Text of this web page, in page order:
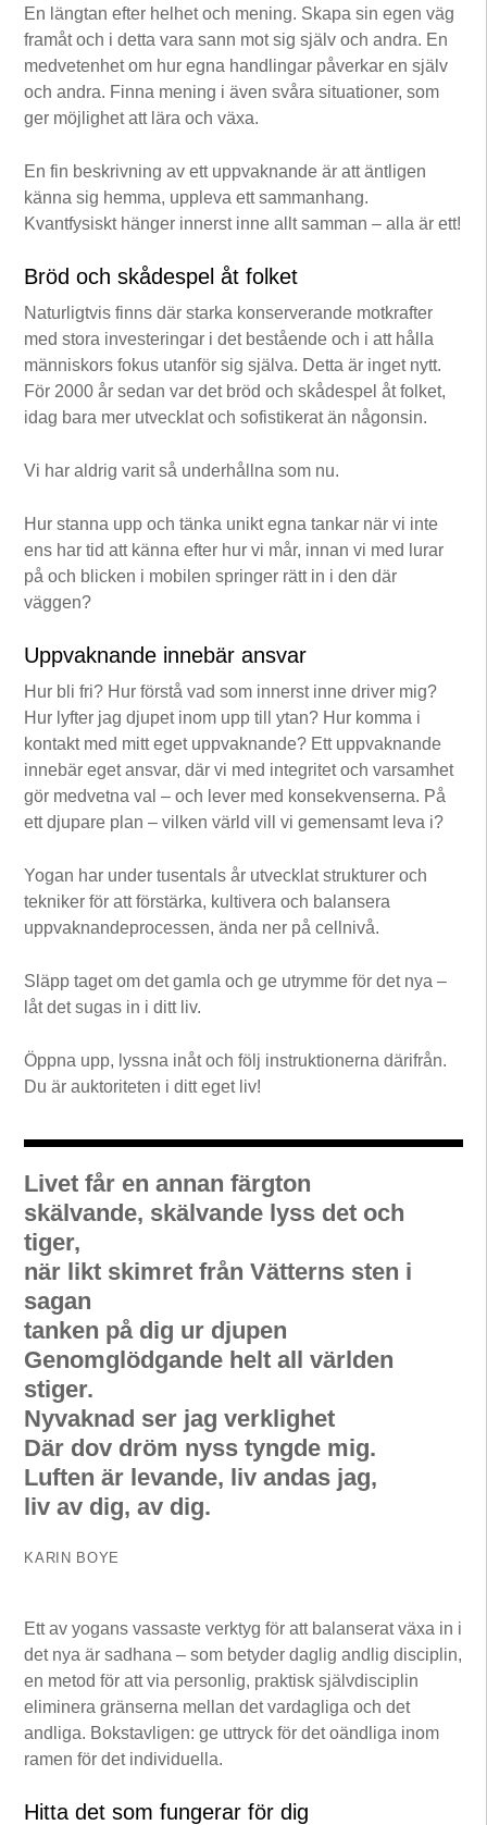
En längtan efter helhet och mening. Skapa sin egen väg
framåt och i detta vara sann mot sig själv och andra. En
medvetenhet om hur egna handlingar påverkar en själv
och andra. Finna mening i även svåra situationer, som
ger möjlighet att lära och växa.
En fin beskrivning av ett uppvaknande är att äntligen
känna sig hemma, uppleva ett sammanhang.
Kvantfysiskt hänger innerst inne allt samman – alla är ett!
Bröd och skådespel åt folket
Naturligtvis finns där starka konserverande motkrafter
med stora investeringar i det bestående och i att hålla
människors fokus utanför sig själva. Detta är inget nytt.
För 2000 år sedan var det bröd och skådespel åt folket,
idag bara mer utvecklat och sofistikerat än någonsin.
Vi har aldrig varit så underhållna som nu.
Hur stanna upp och tänka unikt egna tankar när vi inte
ens har tid att känna efter hur vi mår, innan vi med lurar
på och blicken i mobilen springer rätt in i den där
väggen?
Uppvaknande innebär ansvar
Hur bli fri? Hur förstå vad som innerst inne driver mig?
Hur lyfter jag djupet inom upp till ytan? Hur komma i
kontakt med mitt eget uppvaknande? Ett uppvaknande
innebär eget ansvar, där vi med integritet och varsamhet
gör medvetna val – och lever med konsekvenserna. På
ett djupare plan – vilken värld vill vi gemensamt leva i?
Yogan har under tusentals år utvecklat strukturer och
tekniker för att förstärka, kultivera och balansera
uppvaknandeprocessen, ända ner på cellnivå.
Släpp taget om det gamla och ge utrymme för det nya –
låt det sugas in i ditt liv.
Öppna upp, lyssna inåt och följ instruktionerna därifrån.
Du är auktoriteten i ditt eget liv!
Livet får en annan färgton
skälvande, skälvande lyss det och
tiger,
när likt skimret från Vätterns sten i
sagan
tanken på dig ur djupen
Genomglödgande helt all världen
stiger.
Nyvaknad ser jag verklighet
Där dov dröm nyss tyngde mig.
Luften är levande, liv andas jag,
liv av dig, av dig.
KARIN BOYE
Ett av yogans vassaste verktyg för att balanserat växa in i
det nya är sadhana – som betyder daglig andlig disciplin,
en metod för att via personlig, praktisk självdisciplin
eliminera gränserna mellan det vardagliga och det
andliga. Bokstavligen: ge uttryck för det oändliga inom
ramen för det individuella.
Hitta det som fungerar för dig